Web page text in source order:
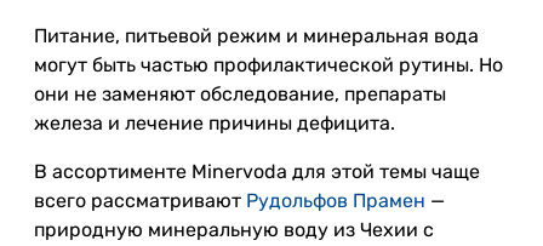
Питание, питьевой режим и минеральная вода
могут быть частью профилактической рутины. Но
они не заменяют обследование, препараты
железа и лечение причины дефицита.
В ассортименте Minervoda для этой темы чаще
всего рассматривают Рудольфов Прамен —
природную минеральную воду из Чехии с